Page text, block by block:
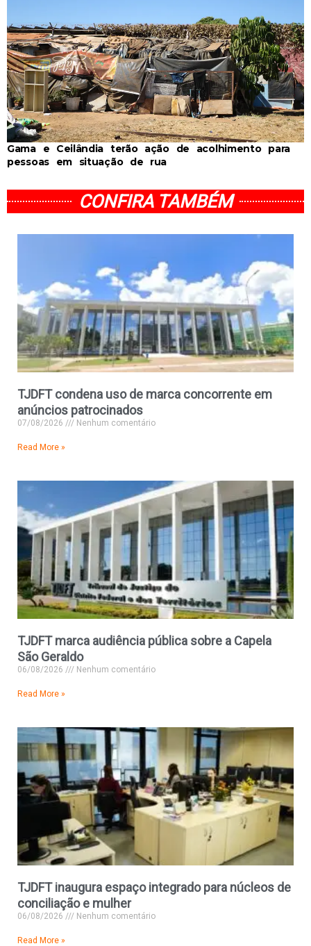
Gama e Ceilândia terão ação de acolhimento para
pessoas em situação de rua
CONFIRA TAMBÉM
TJDFT condena uso de marca concorrente em
anúncios patrocinados
07/08/2026 Nenhum comentário
Read More »
TJDFT marca audiência pública sobre a Capela
São Geraldo
06/08/2026 Nenhum comentário
Read More »
TJDFT inaugura espaço integrado para núcleos de
conciliação e mulher
06/08/2026 Nenhum comentário
Read More »